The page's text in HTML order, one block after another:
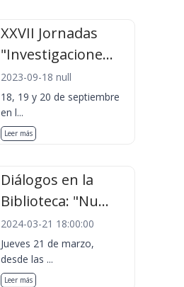
XXVII Jornadas
"Investigacione...
2023-09-18 null
18, 19 y 20 de septiembre
en l...
Leer más
Diálogos en la
Biblioteca: "Nu...
2024-03-21 18:00:00
Jueves 21 de marzo,
desde las ...
Leer más